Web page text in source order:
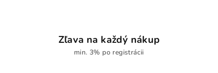
Zľava na každý nákup
min. 3% po registrácii